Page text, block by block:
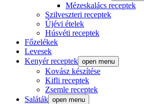
Mézeskalács receptek
Szilveszteri receptek
Újévi ételek
Húsvéti receptek
Főzelékek
Levesek
Kenyér receptek open menu
Kovász készítése
Kifli receptek
Zsemle receptek
Saláták open menu